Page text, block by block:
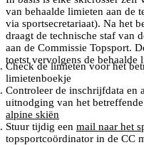
van behaalde limieten aan de
via sportsecretariaat). Na het
draagt de technische staf van
aan de Commissie Topsport.
toetst vervolgens de behaalde
Check de limieten voor het
limietenboekje
Controleer de inschrijfdata en
uitnodging van het
alpine skiën
Stuur tijdig een mail naar het
topsportcoördinator in de CC